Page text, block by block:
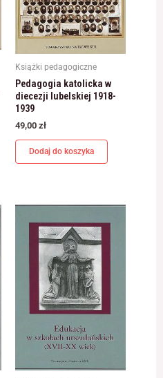
Książki pedagogiczne
Pedagogia katolicka w
diecezji lubelskiej 1918-
1939
49,00 zł
Dodaj do koszyka